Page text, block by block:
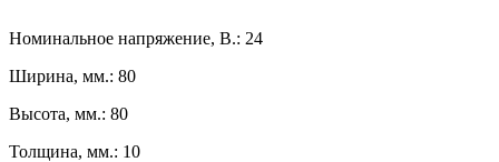
Номинальное напряжение, В.: 24
Ширина, мм.: 80
Высота, мм.: 80
Толщина, мм.: 10